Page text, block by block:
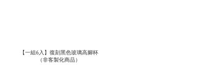
【一組6入】復刻黑色玻璃高腳杯
（非客製化商品）